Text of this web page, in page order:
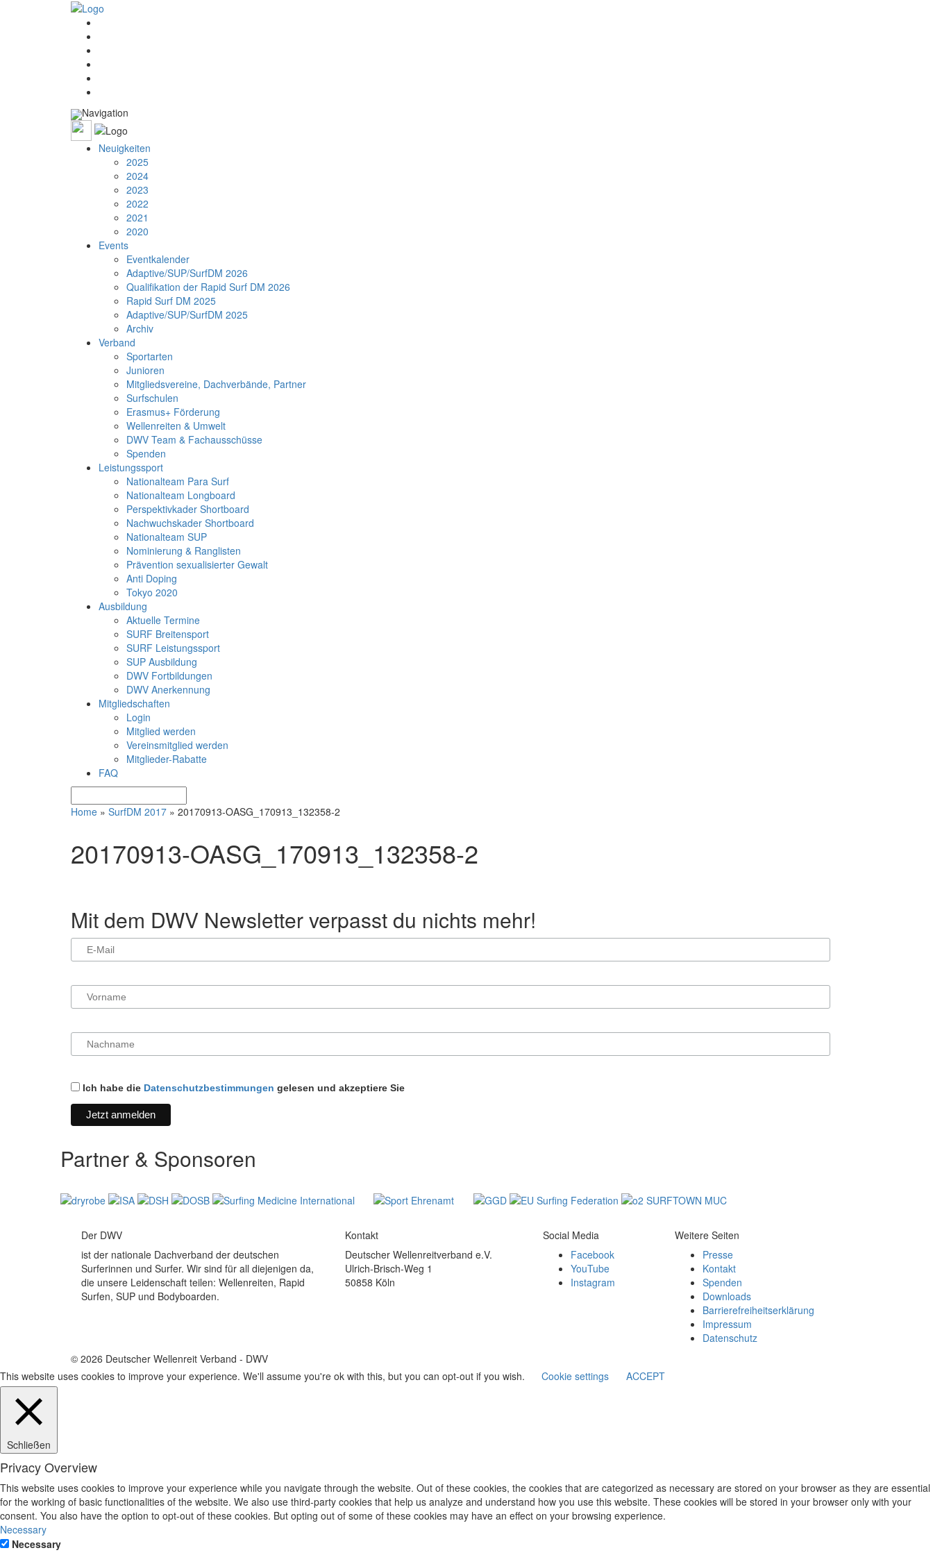
Navigation
Neuigkeiten
2025
2024
2023
2022
2021
2020
Events
Eventkalender
Adaptive/SUP/SurfDM 2026
Qualifikation der Rapid Surf DM 2026
Rapid Surf DM 2025
Adaptive/SUP/SurfDM 2025
Archiv
Verband
Sportarten
Junioren
Mitgliedsvereine, Dachverbände, Partner
Surfschulen
Erasmus+ Förderung
Wellenreiten & Umwelt
DWV Team & Fachausschüsse
Spenden
Leistungssport
Nationalteam Para Surf
Nationalteam Longboard
Perspektivkader Shortboard
Nachwuchskader Shortboard
Nationalteam SUP
Nominierung & Ranglisten
Prävention sexualisierter Gewalt
Anti Doping
Tokyo 2020
Ausbildung
Aktuelle Termine
SURF Breitensport
SURF Leistungssport
SUP Ausbildung
DWV Fortbildungen
DWV Anerkennung
Mitgliedschaften
Login
Mitglied werden
Vereinsmitglied werden
Mitglieder-Rabatte
FAQ
Home » SurfDM 2017 » 20170913-OASG_170913_132358-2
20170913-OASG_170913_132358-2
Mit dem DWV Newsletter verpasst du nichts mehr!
Ich habe die Datenschutzbestimmungen gelesen und akzeptiere Sie
Partner & Sponsoren
Der DWV
ist der nationale Dachverband der deutschen
Surferinnen und Surfer. Wir sind für all diejenigen da,
die unsere Leidenschaft teilen: Wellenreiten, Rapid
Surfen, SUP und Bodyboarden.
Kontakt
Deutscher Wellenreitverband e.V.
Ulrich-Brisch-Weg 1
50858 Köln
Social Media
Facebook
YouTube
Instagram
Weitere Seiten
Presse
Kontakt
Spenden
Downloads
Barrierefreiheitserklärung
Impressum
Datenschutz
© 2026 Deutscher Wellenreit Verband - DWV
This website uses cookies to improve your experience. We'll assume you're ok with this, but you can opt-out if you wish.
Cookie settings ACCEPT
Schließen
Privacy Overview
This website uses cookies to improve your experience while you navigate through the website. Out of these cookies, the cookies that are categorized as necessary are stored on your browser as they are essential
for the working of basic functionalities of the website. We also use third-party cookies that help us analyze and understand how you use this website. These cookies will be stored in your browser only with your
consent. You also have the option to opt-out of these cookies. But opting out of some of these cookies may have an effect on your browsing experience.
Necessary
Necessary